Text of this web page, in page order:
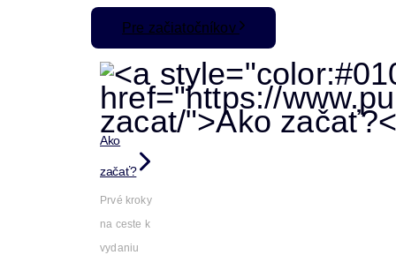
Pre začiatočníkov
Ako
začať?
Prvé kroky
na ceste k
vydaniu